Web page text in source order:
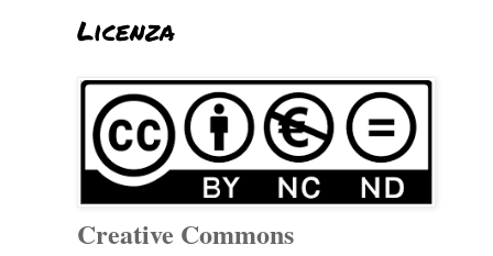
Licenza
Creative Commons